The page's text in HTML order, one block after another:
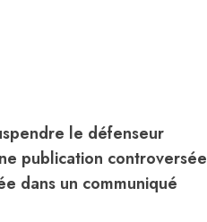
le défenseur
publication controversée
dans un communiqué